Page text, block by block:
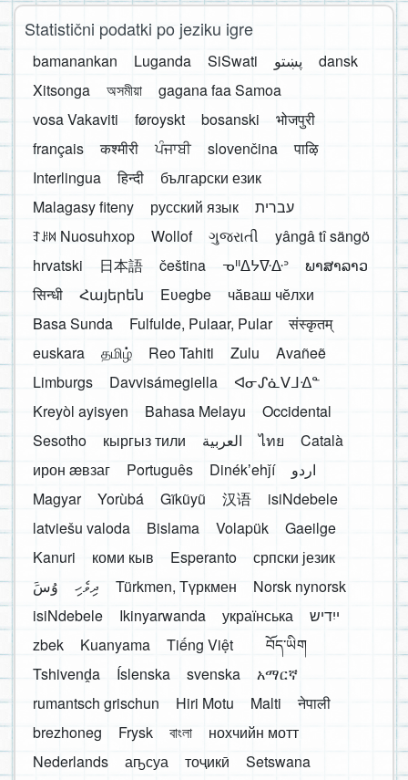
Statistični podatki po jeziku igre
bamanankan Luganda SiSwati پښتو
dansk
Xitsonga
অসমীয়া
gagana faa Samoa
vosa Vakaviti
føroyskt bosanski
भोजपुरी
français
कश्मीरी ਪੰਜਾਬੀ slovenčina
पाऴि
Interlingua
हिन्दी
български език
Malagasy fiteny
русский язык
עברית
ꆈꌠ꒿ Nuosuhxop
Wollof ગુજરાતી
yângâ tî sängö
hrvatski
日本語 čeština ᓀᐦᐃᔭᐍᐏᐣ
ພາສາລາວ
सिन्धी
Հայերեն Eʋegbe
чӑваш чӗлхи
Basa Sunda
Fulfulde, Pulaar, Pular
संस्कृतम्
euskara
தமிழ் Reo Tahiti Zulu
Avañeẽ
Limburgs
Davvisámegiella
ᐊᓂᔑᓈᐯᒧᐎᓐ
Kreyòl ayisyen
Bahasa Melayu
Occidental
Sesotho
кыргыз тили العربية ไทย
Català
ирон æвзаг
Português Dinékʼehǰí
اردو
Magyar
Yorùbá Gĩkũyũ 汉语
isiNdebele
latviešu valoda
Bislama Volapük
Gaeilge
Kanuri
коми кыв Esperanto
српски језик
َوُسَ
ދިވެހި Türkmen, Түркмен
Norsk nynorsk
isiNdebele
Ikinyarwanda українська
ייִדיש
zbek
Kuanyama Tiếng Việt
བོད་ཡིག
Tshivenḓa
Íslenska svenska
አማርኛ
rumantsch grischun
Hiri Motu Malti
नेपाली
brezhoneg
Frysk বাংলা
нохчийн мотт
Nederlands
аҧсуа тоҷикӣ
Setswana